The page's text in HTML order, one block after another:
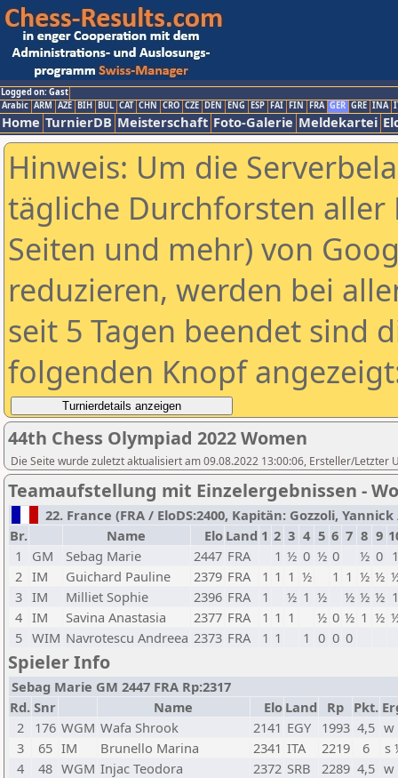
Logged on: Gast
Arabic ARM AZE BIH BUL CAT CHN CRO CZE DEN ENG ESP FAI FIN FRA GER GRE INA
Home TurnierDB Meisterschaft Foto-Galerie Meldekartei
Hinweis: Um die
tägliche Durchforsten aller
Seiten und mehr) von
reduzieren, werden bei
seit 5 Tagen beendet sind
folgenden Knopf
44th Chess Olympiad 2022 Women
Die Seite wurde zuletzt aktualisiert am 09.08.2022 13:00:06, Ersteller/Letzter
Teamaufstellung mit Einzelergebnissen -
22. France (FRA / EloDS:2400, Kapitän: Gozzoli,
Br.
Name Elo Land 1 2 3 4 5 6 7 8 9
1
GM Sebag Marie 2447 FRA 1 ½ 0 ½ 0 ½ 0
2 IM Guichard Pauline 2379 FRA 1 1 1 ½ 1 1 ½ ½
3 IM Milliet Sophie 2396 FRA 1 ½ 1 ½ ½ ½ ½
4 IM Savina Anastasia 2377 FRA 1 1 1 ½ 0 ½ 1 ½
5 WIM Navrotescu Andreea 2373 FRA 1 1 1 0 0 0
Spieler Info
Sebag Marie GM 2447 FRA Rp:2317
Rd. Snr Name Elo Land Rp Pkt.
2
176 WGM Wafa Shrook 2141 EGY 1993 4,5 w
3
65 IM Brunello Marina 2341 ITA 2219 6
s
4
48 WGM Injac Teodora 2372 SRB 2289 4,5 w